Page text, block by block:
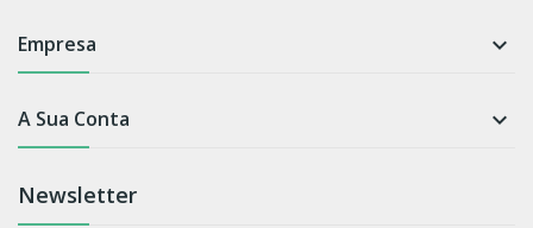
Empresa 
A Sua Conta 
Newsletter